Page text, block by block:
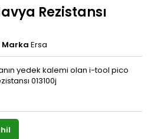
Rezistansı
Marka Ersa
yedek kalemi olan i-tool pico
013100j